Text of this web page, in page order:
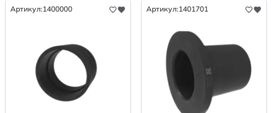
Артикул:1400000 Артикул:1401701